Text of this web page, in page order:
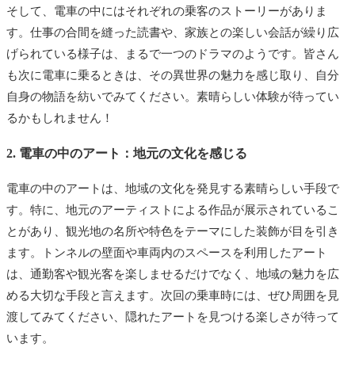
そして、電車の中にはそれぞれの乗客のストーリーがありま
す。仕事の合間を縫った読書や、家族との楽しい会話が繰り広
げられている様子は、まるで一つのドラマのようです。皆さん
も次に電車に乗るときは、その異世界の魅力を感じ取り、自分
自身の物語を紡いでみてください。素晴らしい体験が待ってい
るかもしれません！
2. 電車の中のアート：地元の文化を感じる
電車の中のアートは、地域の文化を発見する素晴らしい手段で
す。特に、地元のアーティストによる作品が展示されているこ
とがあり、観光地の名所や特色をテーマにした装飾が目を引き
ます。トンネルの壁面や車両内のスペースを利用したアート
は、通勤客や観光客を楽しませるだけでなく、地域の魅力を広
める大切な手段と言えます。次回の乗車時には、ぜひ周囲を見
渡してみてください、隠れたアートを見つける楽しさが待って
います。